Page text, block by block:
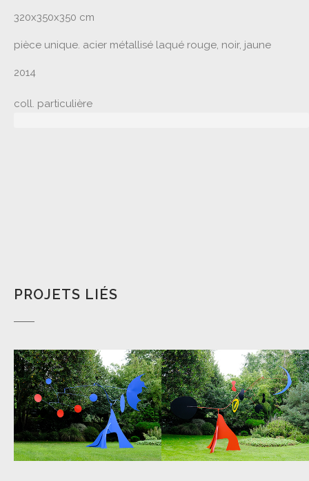
320x350x350 cm
pièce unique. acier métallisé laqué rouge, noir, jaune
2014
coll. particulière
PROJETS LIÉS